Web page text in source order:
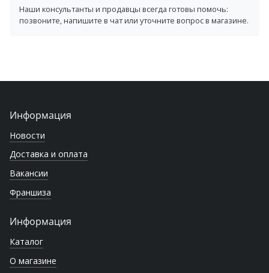
Наши консультанты и продавцы всегда готовы помочь:
позвоните, напишите в чат или уточните вопрос в магазине.
Информация
Новости
Доставка и оплата
Вакансии
Франшиза
Информация
Каталог
О магазине